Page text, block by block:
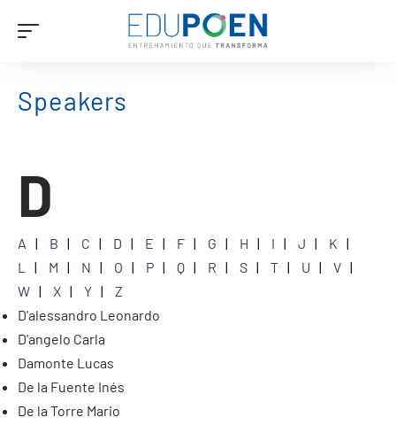
Speakers
D
A B C D E F G H I J
K
L
M N O P Q R S T U
V
W
X Y
Z
D'alessandro Leonardo
D'angelo Carla
Damonte Lucas
De la Fuente Inés
De la Torre Mario